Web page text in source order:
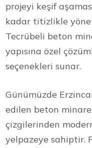
projeyi keşif
kadar titizlikle
Tecrübeli beton
yapısına özel
seçenekleri sunar.
Günümüzde
edilen beton
çizgilerinden
yelpazeye sahiptir.